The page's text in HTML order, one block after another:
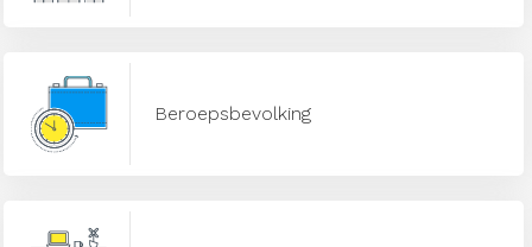
Beroepsbevolking